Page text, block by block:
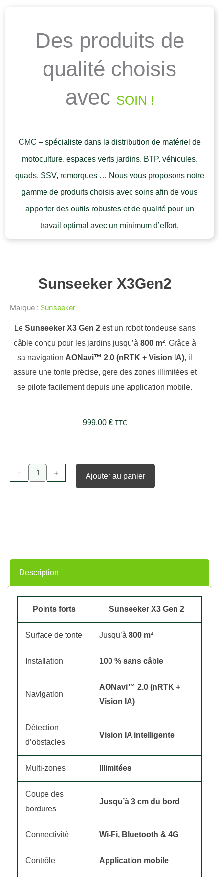
Des produits de
qualité choisis
avec SOIN !
CMC – spécialiste dans la distribution de matériel de
motoculture, espaces verts jardins, BTP, véhicules,
quads, SSV, remorques … Nous vous proposons notre
gamme de produits choisis avec soins afin de vous
apporter des outils robustes et de qualité pour un
travail optimal avec un minimum d’effort.
Sunseeker X3Gen2
Marque : Sunseeker
Le Sunseeker X3 Gen 2est un robot tondeuse sans
câble conçu pour les jardins jusqu’à 800 m². Grâce à
sa navigation AONavi™ 2.0 (nRTK + Vision IA), il
assure une tonte précise, gère des zones illimitées et
se pilote facilement depuis une application mobile.
999,00 € TTC
-
Sunseeker
X3Gen2
+ Ajouter au panier
Description
Points forts Sunseeker X3 Gen 2
Surface de tonte Jusqu’à 800 m²
Installation 100 % sans câble
Navigation
AONavi™ 2.0 (nRTK +
Vision IA)
Détection
d’obstacles
Vision IA intelligente
Multi-zones Illimitées
Coupe des
bordures
Jusqu’à 3 cm du bord
Connectivité Wi-Fi, Bluetooth & 4G
Contrôle Application mobile